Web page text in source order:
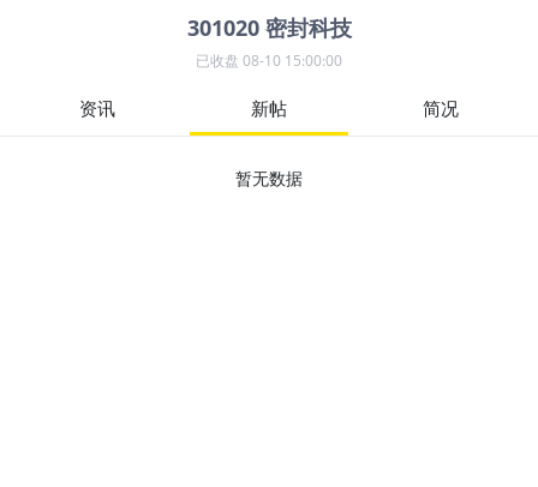
301020 密封科技
已收盘 08-10 15:00:00
资讯 新帖 简况
暂无数据